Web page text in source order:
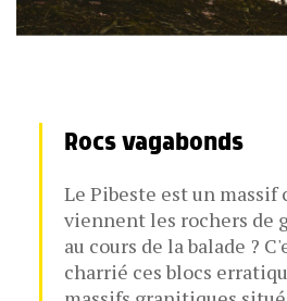
Rocs vagabonds
Le Pibeste est un massif
viennent les rochers de
au cours de la balade ?
charrié ces blocs